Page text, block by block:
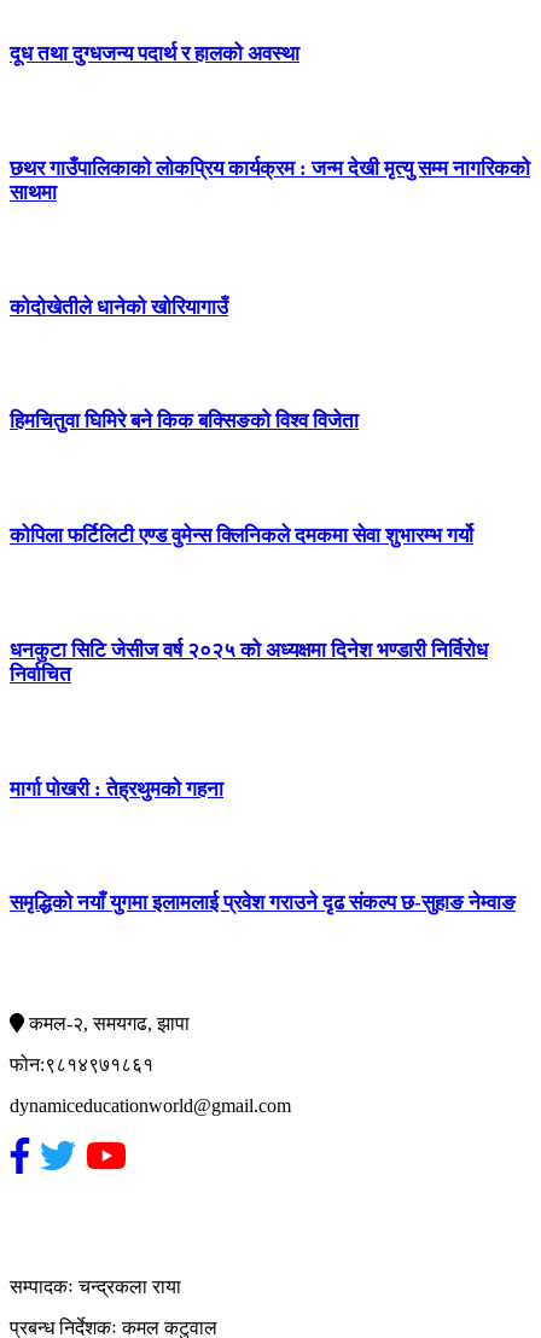
दूध तथा दुग्धजन्य पदार्थ र हालको अवस्था
छथर गाउँपालिकाको लोकप्रिय कार्यक्रम : जन्म देखी मृत्यु सम्म नागरिकको
साथमा
कोदोखेतीले धानेको खोरियागाउँ
हिमचितुवा घिमिरे बने किक बक्सिङको विश्व विजेता
कोपिला फर्टिलिटी एण्ड वुमेन्स क्लिनिकले दमकमा सेवा शुभारम्भ गर्यो
धनकुटा सिटि जेसीज वर्ष २०२५ को अध्यक्षमा दिनेश भण्डारी निर्विरोध
निर्वाचित
मार्गा पोखरी : तेह्रथुमको गहना
समृद्धिको नयाँ युगमा इलामलाई प्रवेश गराउने दृढ संकल्प छ-सुहाङ नेम्वाङ
कमल-२, समयगढ, झापा
फोन:९८१४९७१८६१
dynamiceducationworld@gmail.com
सम्पादकः चन्द्रकला राया
प्रबन्ध निर्देशकः कमल कटुवाल